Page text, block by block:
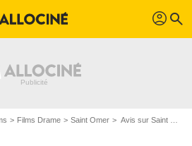
profil search
Films Drame Saint Omer Avis sur Saint Omer